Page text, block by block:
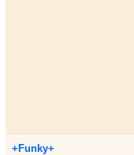
+Funky+